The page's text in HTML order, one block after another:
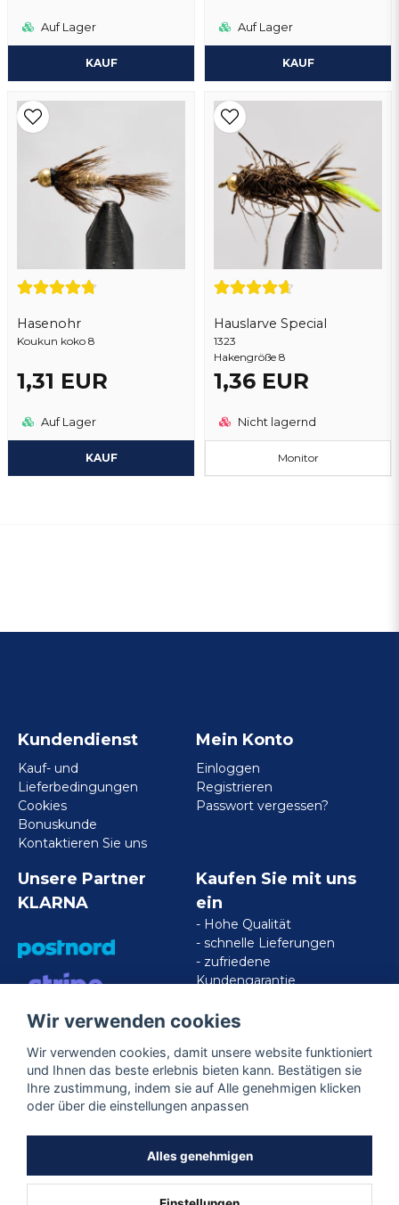
Auf Lager
KAUF
Auf Lager
KAUF
Hasenohr
Koukun koko 8
1,31 EUR
Auf Lager
KAUF
Hauslarve Special
1323
Hakengröße 8
1,36 EUR
Nicht lagernd
Monitor
Kundendienst
Kauf- und
Lieferbedingungen
Cookies
Bonuskunde
Kontaktieren Sie uns
Mein Konto
Einloggen
Registrieren
Passwort vergessen?
Unsere Partner
KLARNA
VISA/MASTERCARD/AMERICAN
EXPRESS
Kaufen Sie mit uns
ein
- Hohe Qualität
- schnelle Lieferungen
- zufriedene
Kundengarantie
Folgen Sie uns
Wir verwenden cookies
Wir verwenden cookies, damit unsere website funktioniert
und Ihnen das beste erlebnis bieten kann. Bestätigen sie
Ihre zustimmung, indem sie auf Alle genehmigen klicken
oder über die einstellungen anpassen
Alles genehmigen